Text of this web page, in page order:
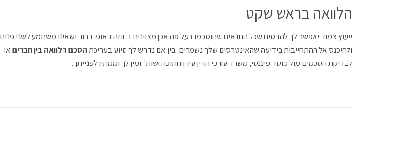
הלוואה בראש שקט
ייעוץ צמוד יאפשר לך להבטיח שכל התנאים שהוסכמו בעל פה אכן מצוינים בחוזה באופן ברור ושאינו משתמע לשני פנים
ולהיכנס אל ההתחייבות בידיעה שהאינטרסים שלך נשמרים. בין אם נדרש לך סיוע בעריכתהסכם הלוואה בין חבריםאו
לבדיקת הסכמים מול מוסד פיננסי, משרד עורכי הדין עידן חתוכה ושות' זמין לך וממתין לפנייתך.